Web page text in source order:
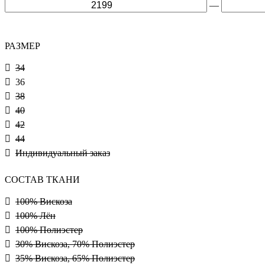
—
РАЗМЕР
34
36
38
40
42
44
Индивидуальный заказ
СОСТАВ ТКАНИ
100% Вискоза
100% Лён
100% Полиэстер
30% Вискоза, 70% Полиэстер
35% Вискоза, 65% Полиэстер